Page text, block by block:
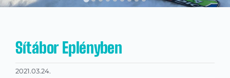
Sítábor Eplényben
2021.03.24.